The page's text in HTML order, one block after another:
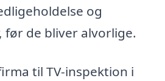
og
før de bliver alvorlige.
til TV-inspektion i